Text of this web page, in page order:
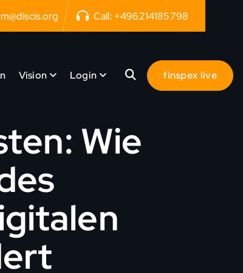
Call: +496214185798
Vision Login finspex live
Wie